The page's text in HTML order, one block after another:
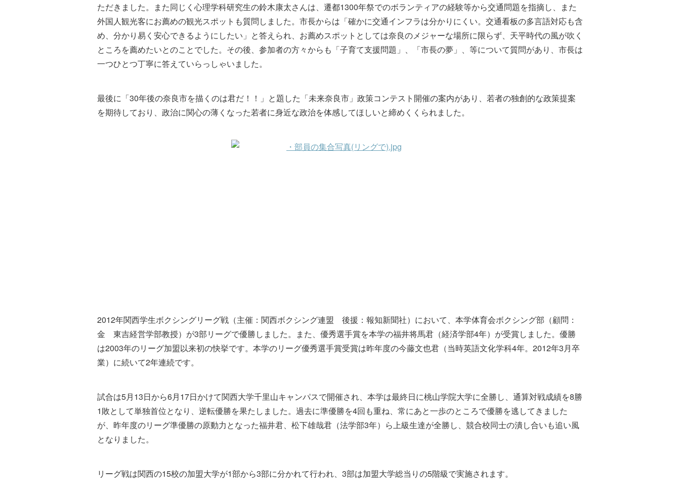
ただきました。また同じく心理学科研究生の鈴木康太さんは、遷都1300年祭でのボランティアの経験等から交通問題を指摘し、また
外国人観光客にお薦めの観光スポットも質問しました。市長からは「確かに交通インフラは分かりにくい。交通看板の多言語対応も含
め、分かり易く安心できるようにしたい」と答えられ、お薦めスポットとしては奈良のメジャーな場所に限らず、天平時代の風が吹く
ところを薦めたいとのことでした。その後、参加者の方々からも「子育て支援問題」、「市長の夢」、等について質問があり、市長は
一つひとつ丁寧に答えていらっしゃいました。
最後に「30年後の奈良市を描くのは君だ！！」と題した「未来奈良市」政策コンテスト開催の案内があり、若者の独創的な政策提案
を期待しており、政治に関心の薄くなった若者に身近な政治を体感してほしいと締めくくられました。
2012年関西学生ボクシングリーグ戦（主催：関西ボクシング連盟 後援：報知新聞社）において、本学体育会ボクシング部（顧問：
金 東吉経営学部教授）が3部リーグで優勝しました。また、優秀選手賞を本学の福井将馬君（経済学部4年）が受賞しました。優勝
は2003年のリーグ加盟以来初の快挙です。本学のリーグ優秀選手賞受賞は昨年度の今藤文也君（当時英語文化学科4年。2012年3月卒
業）に続いて2年連続です。
試合は5月13日から6月17日かけて関西大学千里山キャンパスで開催され、本学は最終日に桃山学院大学に全勝し、通算対戦成績を8勝
1敗として単独首位となり、逆転優勝を果たしました。過去に準優勝を4回も重ね、常にあと一歩のところで優勝を逃してきました
が、昨年度のリーグ準優勝の原動力となった福井君、松下雄哉君（法学部3年）ら上級生達が全勝し、競合校同士の潰し合いも追い風
となりました。
リーグ戦は関西の15校の加盟大学が1部から3部に分かれて行われ、3部は加盟大学総当りの5階級で実施されます。